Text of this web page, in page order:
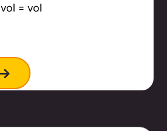
= vol